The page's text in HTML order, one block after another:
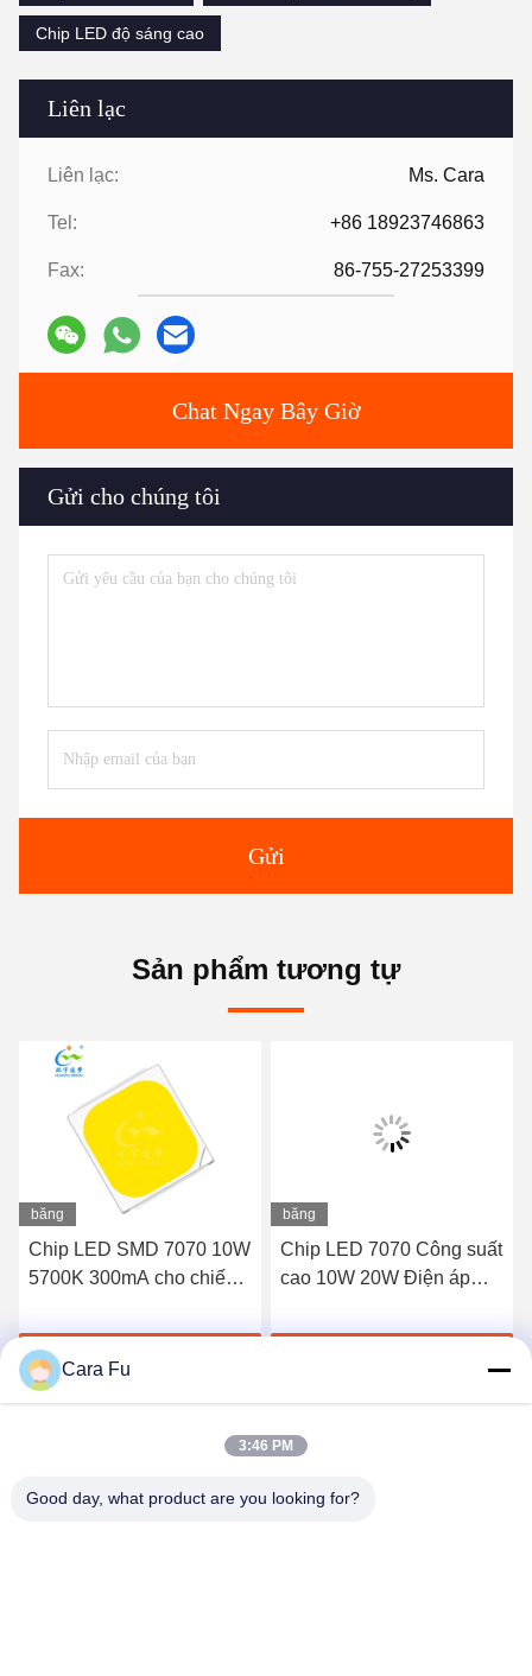
Liên lạc
Liên lạc: Ms. Cara
Tel: +86 18923746863
Fax: 86-755-27253399
Chat Ngay Bây Giờ
Gửi cho chúng tôi
Gửi
Chip LED độ sáng cao
Sản phẩm tương tự
băng
hình
Chip LED SMD 7070 10W
5700K 300mA cho chiếu
Chat Ngay Bây Giờ
băng
hình
Chip LED 7070 Công suất
cao 10W 20W Điện áp
72V Màu hổ phách Trắng
Cara Fu
3:46 PM
Good day, what product are you looking for?